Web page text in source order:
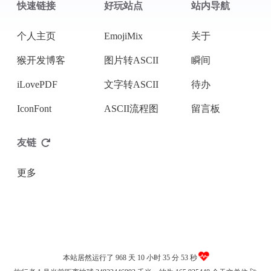
快速链接
个人主页
猴开发博客
iLovePDF
IconFont
好玩站点
EmojiMix
图片转ASCII
文字转ASCII
ASCII流程图
站内导航
关于
瞬间
待办
留言板
友链
更多
本站居然运行了 968 天 10 小时 35 分 54 秒